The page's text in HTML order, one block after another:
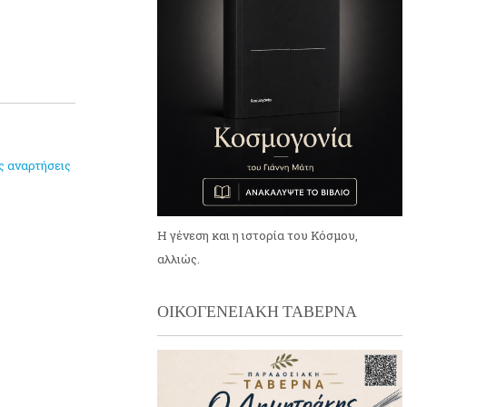
αναρτήσεις
Η γένεση και η ιστορία του Κόσμου,
αλλιώς.
ΟΙΚΟΓΕΝΕΙΑΚΗ ΤΑΒΕΡΝΑ